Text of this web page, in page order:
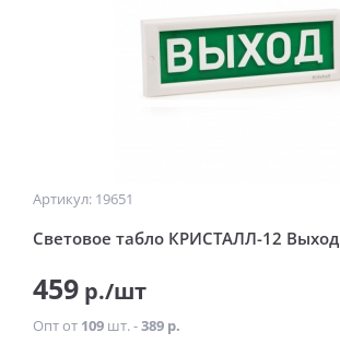
Артикул: 19651
Световое табло КРИСТАЛЛ-12 Выход
459 р./шт
Опт от 109 шт. -389 р.